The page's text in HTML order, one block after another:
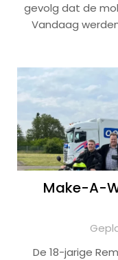
gevolg dat de
Vandaag
Make-A-
De 18-jarige